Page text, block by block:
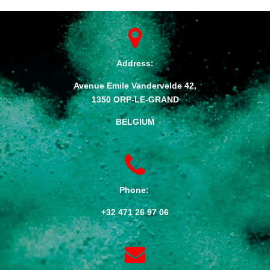
Address:
Avenue Emile Vandervelde 42,
1350 ORP-LE-GRAND
BELGIUM
Phone:
+32 471 26 97 06